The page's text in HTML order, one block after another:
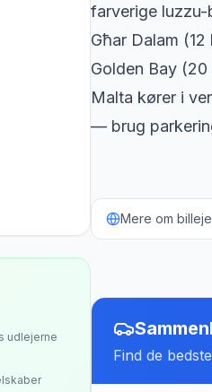
udlejerne
farverige luzzu-
Għar Dalam
Golden Bay
Malta kører i
— brug
Mere om
Find de